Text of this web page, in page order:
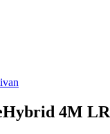
4M LR